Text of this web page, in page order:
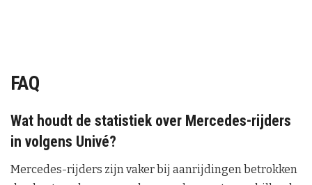
FAQ
Wat houdt de statistiek over Mercedes-rijders
in volgens Univé?
Mercedes-rijders zijn vaker bij aanrijdingen betrokken